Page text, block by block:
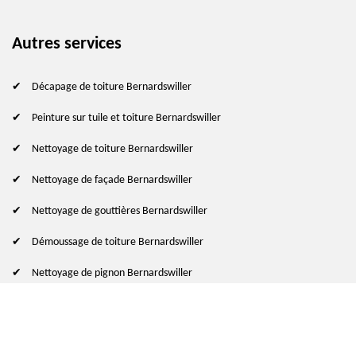
Autres services
Décapage de toiture Bernardswiller
Peinture sur tuile et toiture Bernardswiller
Nettoyage de toiture Bernardswiller
Nettoyage de façade Bernardswiller
Nettoyage de gouttières Bernardswiller
Démoussage de toiture Bernardswiller
Nettoyage de pignon Bernardswiller